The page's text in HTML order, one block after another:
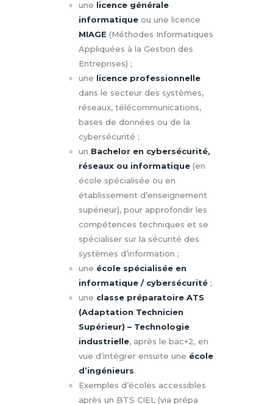
une licence générale
informatique ou une licence
MIAGE (Méthodes Informatiques
Appliquées à la Gestion des
Entreprises) ;
une licence professionnelle
dans le secteur des systèmes,
réseaux, télécommunications,
bases de données ou de la
cybersécurité ;
un Bachelor en cybersécurité,
réseaux ou informatique (en
école spécialisée ou en
établissement d’enseignement
supérieur), pour approfondir les
compétences techniques et se
spécialiser sur la sécurité des
systèmes d’information ;
une école spécialisée en
informatique / cybersécurité ;
une classe préparatoire ATS
(Adaptation Technicien
Supérieur) – Technologie
industrielle, après le bac+2, en
vue d’intégrer ensuite une école
d’ingénieurs.
Exemples d’écoles accessibles
après un BTS CIEL (via prépa